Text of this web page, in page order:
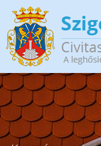
Ugrás a tartalomra